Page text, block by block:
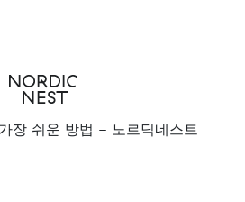
장 쉬운 방법 - 노르딕네스트